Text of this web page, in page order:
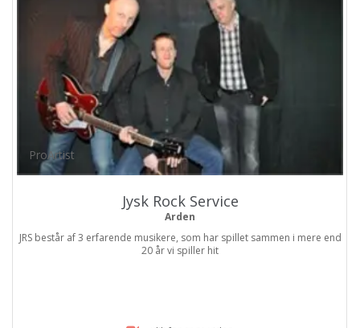
ProArtist
Jysk Rock Service
Arden
JRS består af 3 erfarende musikere, som har spillet sammen i mere end
20 år vi spiller hit